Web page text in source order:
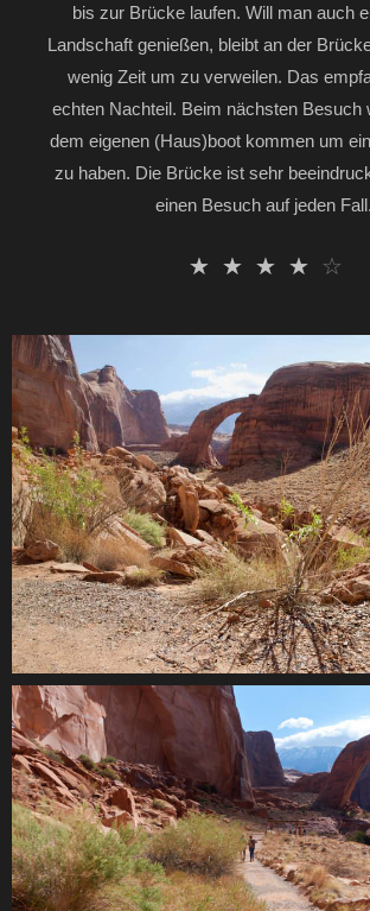
bis zur Brücke laufen. Will man auch
Landschaft genießen, bleibt an der
wenig Zeit um zu verweilen. Das
echten Nachteil. Beim nächsten Besuch
dem eigenen (Haus)boot kommen um
zu haben. Die Brücke ist sehr
einen Besuch auf jeden Fall.
☆ ☆ ☆ ☆ ☆